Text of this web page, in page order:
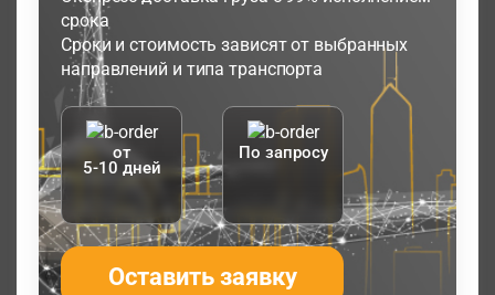
срока
Сроки и стоимость зависят от выбранных
направлений и типа транспорта
от
5-10 дней
По запросу
Оставить заявку